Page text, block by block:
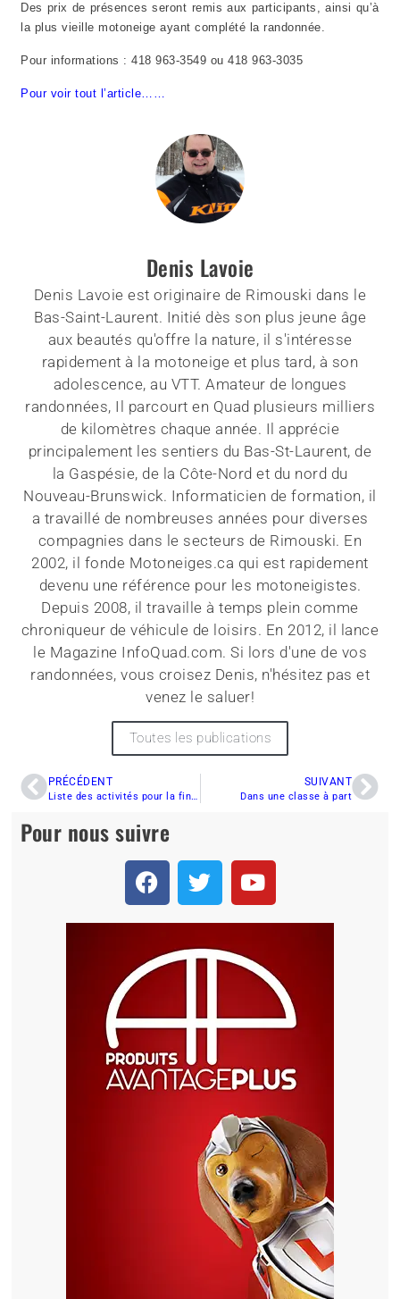
Des prix de présences seront remis aux participants, ainsi qu’à
la plus vieille motoneige ayant complété la randonnée.
Pour informations : 418 963-3549 ou 418 963-3035
Pour voir tout l’article……
Denis Lavoie
Denis Lavoie est originaire de Rimouski dans le
Bas-Saint-Laurent. Initié dès son plus jeune âge
aux beautés qu'offre la nature, il s'intéresse
rapidement à la motoneige et plus tard, à son
adolescence, au VTT. Amateur de longues
randonnées, Il parcourt en Quad plusieurs milliers
de kilomètres chaque année. Il apprécie
principalement les sentiers du Bas-St-Laurent, de
la Gaspésie, de la Côte-Nord et du nord du
Nouveau-Brunswick. Informaticien de formation, il
a travaillé de nombreuses années pour diverses
compagnies dans le secteurs de Rimouski. En
2002, il fonde Motoneiges.ca qui est rapidement
devenu une référence pour les motoneigistes.
Depuis 2008, il travaille à temps plein comme
chroniqueur de véhicule de loisirs. En 2012, il lance
le Magazine InfoQuad.com. Si lors d'une de vos
randonnées, vous croisez Denis, n'hésitez pas et
venez le saluer!
Toutes les publications
PRÉCÉDENT
Liste des activités pour la fin de semaine du 12 et 13 février 2011
SUIVANT
Dans une classe à part
Pour nous suivre